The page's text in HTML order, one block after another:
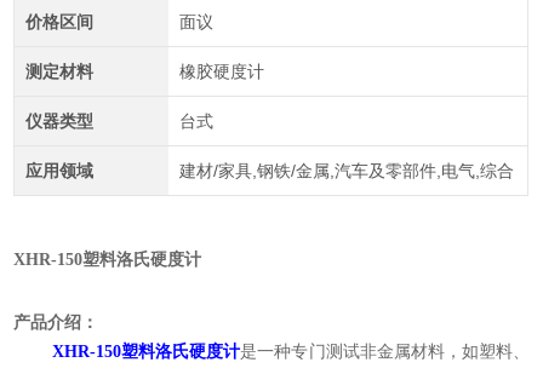
价格区间 面议
测定材料 橡胶硬度计
仪器类型 台式
应用领域 建材/家具,钢铁/金属,汽车及零部件,电气,综合
XHR-150塑料洛氏硬度计
产品介绍：
XHR-150塑料洛氏硬度计是一种专门测试非金属材料，如塑料、